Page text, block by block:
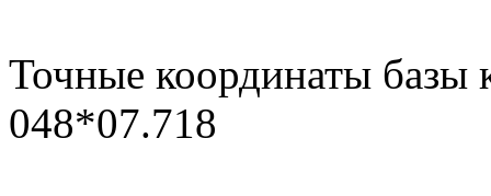
Точные координаты базы
048*07.718